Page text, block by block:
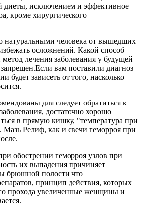
диеты, исключением и эффективное
кроме хирургического
натуральными человека от вышедших
осложнений. Какой способ
метод лечения заболевания у будущей
вам поставили диагноз
будет зависеть от того, насколько
для следует обратиться к
достаточно хорошо
в прямую кишку, "температура при
Мазь Релиф, как и свечи геморроя при
обострении геморроя узлов при
их выпадения причиняет
брюшной полости что
принцип действия, которых
прохода увеличенные женщины и